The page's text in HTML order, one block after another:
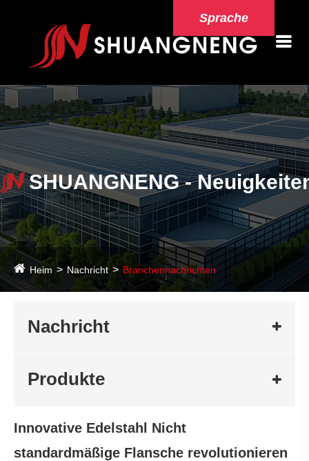
Sprache
SHUANGNENG -
Heim Nachricht Branchennachrichten
Nachricht
Produkte
Innovative Edelstahl Nicht
standardmäßige Flansche revolutionieren